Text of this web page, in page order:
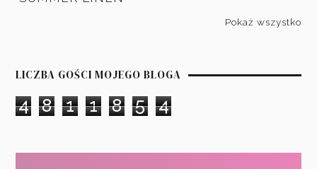
Pokaż wszystko
LICZBA GOŚCI MOJEGO BLOGA
4 8 1 1 8 5 4